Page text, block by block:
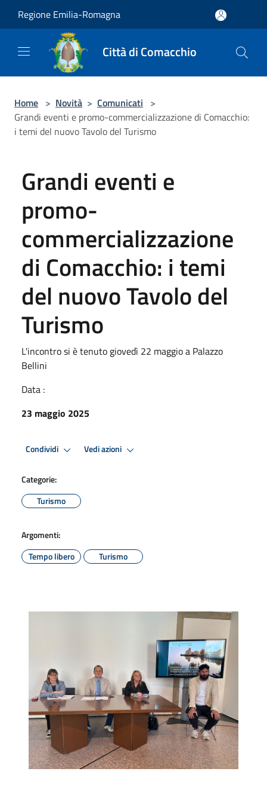
Regione Emilia-Romagna
Città di Comacchio
Home > Novità > Comunicati >
Grandi eventi e promo-commercializzazione di Comacchio:
i temi del nuovo Tavolo del Turismo
Grandi eventi e
promo-
commercializzazione
di Comacchio: i temi
del nuovo Tavolo del
Turismo
L'incontro si è tenuto giovedì 22 maggio a Palazzo
Bellini
Data :
23 maggio 2025
Condividi Vedi azioni
Categorie:
Turismo
Argomenti:
Tempo libero
Turismo